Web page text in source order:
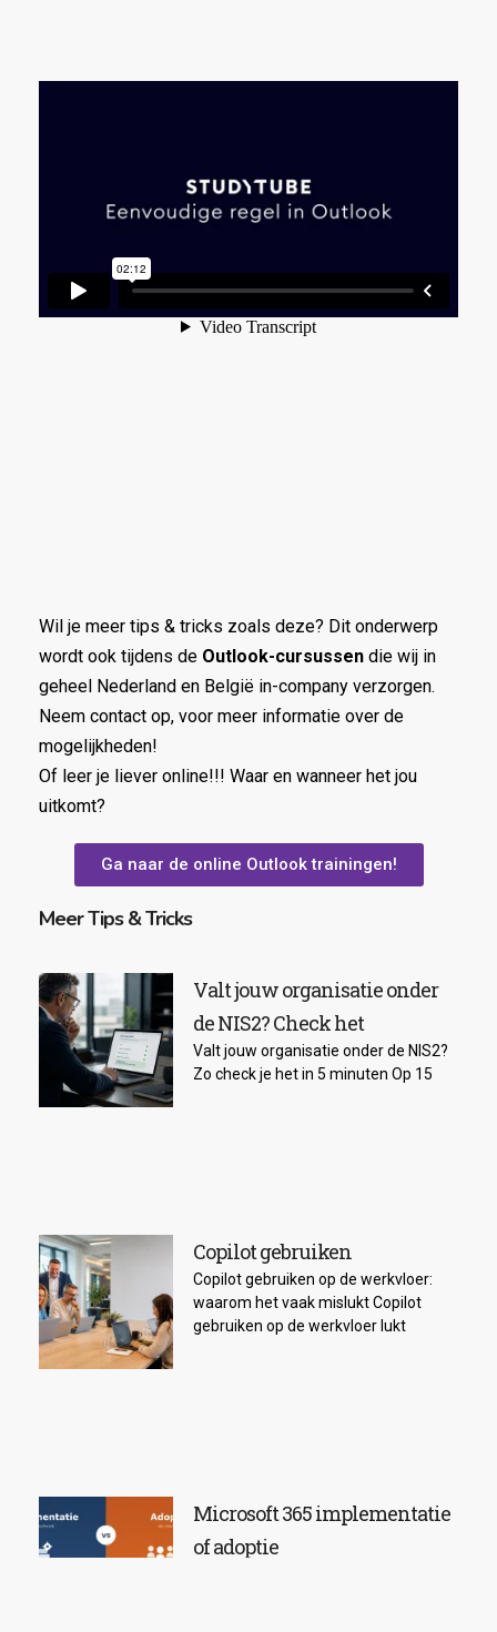
Wil je meer tips & tricks zoals deze? Dit onderwerp
wordt ook tijdens de Outlook-cursussen die wij in
geheel Nederland en België in-company verzorgen.
Neem contact op, voor meer informatie over de
mogelijkheden!
Of leer je liever online!!! Waar en wanneer het jou
uitkomt?
Ga naar de online Outlook trainingen!
Meer Tips & Tricks
Valt jouw organisatie onder
de NIS2? Check het
Valt jouw organisatie onder de NIS2?
Zo check je het in 5 minuten Op 15
Copilot gebruiken
Copilot gebruiken op de werkvloer:
waarom het vaak mislukt Copilot
gebruiken op de werkvloer lukt
Microsoft 365 implementatie
of adoptie